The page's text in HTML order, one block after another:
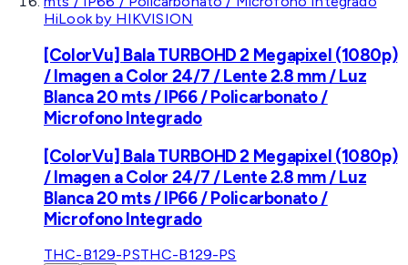
HiLook by HIKVISION
[ColorVu] Bala TURBOHD 2 Megapixel (1080p)
/ Imagen a Color 24/7 / Lente 2.8 mm / Luz
Blanca 20 mts / IP66 / Policarbonato /
Microfono Integrado
[ColorVu] Bala TURBOHD 2 Megapixel (1080p)
/ Imagen a Color 24/7 / Lente 2.8 mm / Luz
Blanca 20 mts / IP66 / Policarbonato /
Microfono Integrado
THC-B129-PSTHC-B129-PS